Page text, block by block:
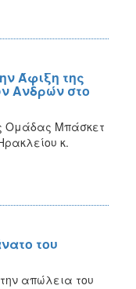
Άφιξη της
Ανδρών στο
Ομάδας Μπάσκετ
κ.
του
απώλεια του